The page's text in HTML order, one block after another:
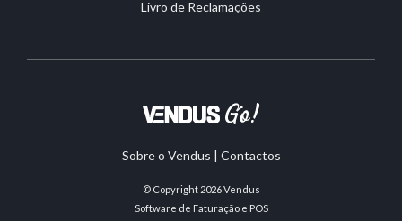
Livro de Reclamações
Sobre o Vendus | Contactos
© Copyright 2026Vendus
Software de Faturação e POS